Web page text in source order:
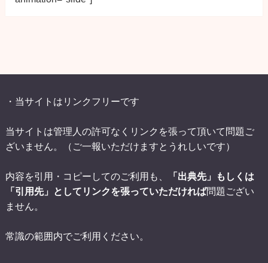
・当サイトはリンクフリーです
当サイトは管理人の許可なくリンクを張って頂いて問題ご
ざいません。（ご一報いただけますとうれしいです）
内容を引用・コピーしてのご利用も、
「出典先」もしくは
「引用先」としてリンクを張っていただければ問題ござい
ません。
常識の範囲内でご利用ください。